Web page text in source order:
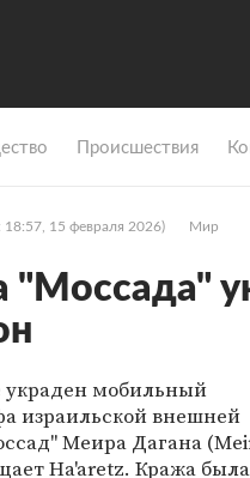
Происшествия
18:57, 15 февраля 2026) Мир
"Моссада"
украден мобильный
израильской внешней
Меира Дагана
Ha'aretz. Кража была